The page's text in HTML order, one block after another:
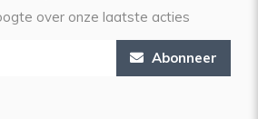
over onze laatste acties
Abonneer